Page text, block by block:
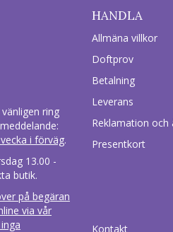
ring
i förväg.
13.00 -
butik.
på begäran
via vår
HANDLA
Allmäna villkor
Doftprov
Betalning
Leverans
Reklamation och
Presentkort
Kontakt